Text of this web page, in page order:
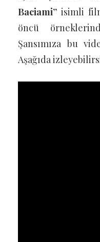
Baciami” isimli
öncü
Şansımıza bu
Aşağıda